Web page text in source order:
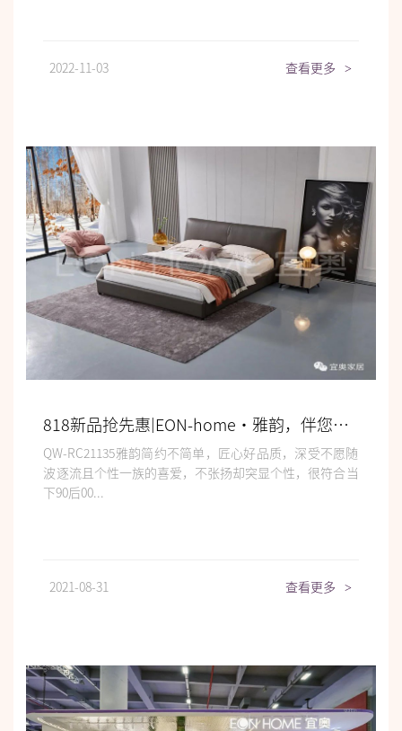
2022-11-03 查看更多 >
818新品抢先惠|EON-home•雅韵，伴您安然入睡
QW-RC21135雅韵简约不简单，匠心好品质，深受不愿随
波逐流且个性一族的喜爱，不张扬却突显个性，很符合当
下90后00...
2021-08-31 查看更多 >